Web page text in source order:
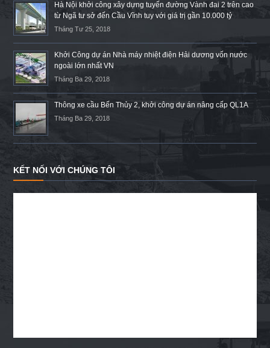
Hà Nội khởi công xây dựng tuyến đường Vành đai 2 trên cao
từ Ngã tư sở đến Cầu Vĩnh tuy với giá trị gần 10.000 tỷ
Tháng Tư 25, 2018
Khởi Công dự án Nhà máy nhiệt điện Hải dương vốn nước
ngoài lớn nhất VN
Tháng Ba 29, 2018
Thông xe cầu Bến Thủy 2, khởi công dự án nâng cấp QL1A
Tháng Ba 29, 2018
KẾT NỐI VỚI CHÚNG TÔI